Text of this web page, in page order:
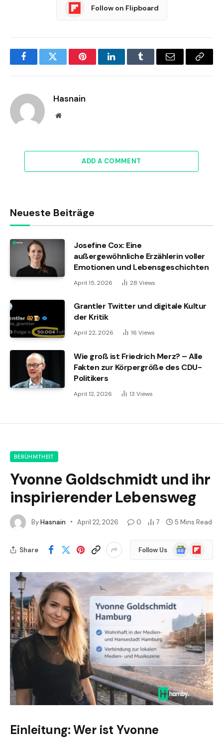
Follow on Flipboard
FacebookTwitter PinterestLinkedInTumblr Email
Copy
Hasnain
Website
ADD A COMMENT
Neueste Beiträge
Josefine Cox: Eine
außergewöhnliche Erzählerin voller
Emotionen und Lebensgeschichten
April 15, 2026 28 Views
Grantler Twitter und digitale Kultur
der Kritik
April 22, 2026 16 Views
Wie groß ist Friedrich Merz? – Alle
Fakten zur Körpergröße des CDU-
Politikers
April 12, 2026 13 Views
BERÜHMTHEIT
Yvonne Goldschmidt und ihr
inspirierender Lebensweg
ByHasnain April 22, 2026 0 7 5 Mins Read
Share Follow Us
Google
News
Flipboard
Einleitung: Wer ist Yvonne